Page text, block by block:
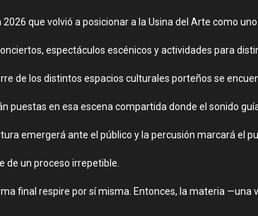
que volvió a posicionar a la Usina del Arte como
espectáculos escénicos y actividades para
de los distintos espacios culturales porteños se
puestas en esa escena compartida donde el sonido
emergerá ante el público y la percusión marcará el
de un proceso irrepetible.
final respire por sí misma. Entonces, la materia